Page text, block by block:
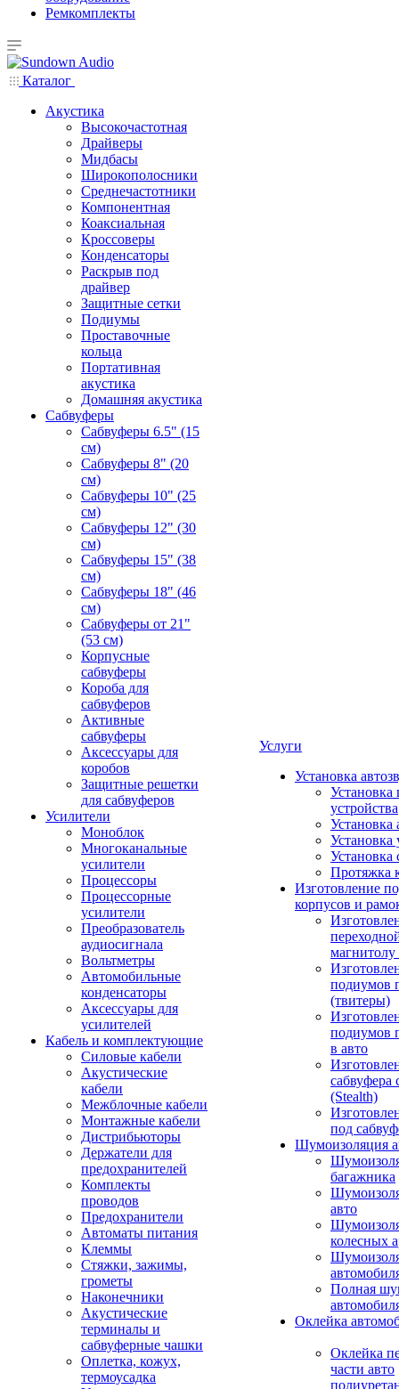
Ремкомплекты
Каталог
Акустика
Высокочастотная
Драйверы
Мидбасы
Широкополосники
Среднечастотники
Компонентная
Коаксиальная
Кроссоверы
Конденсаторы
Раскрыв под
драйвер
Защитные сетки
Подиумы
Проставочные
кольца
Портативная
акустика
Домашняя акустика
Сабвуферы
Сабвуферы 6.5" (15
см)
Сабвуферы 8" (20
см)
Сабвуферы 10" (25
см)
Сабвуферы 12" (30
см)
Сабвуферы 15" (38
см)
Сабвуферы 18" (46
см)
Сабвуферы от 21"
(53 см)
Корпусные
сабвуферы
Короба для
сабвуферов
Активные
сабвуферы
Аксессуары для
коробов
Защитные решетки
для сабвуферов
Усилители
Моноблок
Многоканальные
усилители
Процессоры
Процессорные
усилители
Преобразователь
аудиосигнала
Вольтметры
Автомобильные
конденсаторы
Аксессуары для
усилителей
Кабель и комплектующие
Силовые кабели
Акустические
кабели
Межблочные кабели
Монтажные кабели
Дистрибьюторы
Держатели для
предохранителей
Комплекты
проводов
Предохранители
Автоматы питания
Клеммы
Стяжки, зажимы,
грометы
Наконечники
Акустические
терминалы и
сабвуферные чашки
Оплетка, кожух,
термоусадка
Услуги
Установка
Установка
устройства
Установка
Установка
Установка
Протяжка
Изготовление
корпусов и
подиумов
(твитеры)
подиумов
в авто
сабвуфера
(Stealth)
под
Шумоизоляция
багажника
авто
колесных
Полная
Оклейка
Оклейка
части авто